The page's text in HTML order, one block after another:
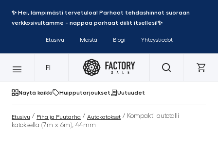
✨ Hei, lämpimästi tervetuloa! Parhaat tehdashinnat suoraan
verkkosivultamme - nappaa parhaat diilit itsellesi!✨
Etusivu Meistä Blogi Yhteystiedot
FI
Näytä kaikki Huipputarjoukset Uutuudet
Etusivu / Piha ja Puutarha / Autokatokset / Kompakti autotalli
katoksella (7m x 6m), 44mm